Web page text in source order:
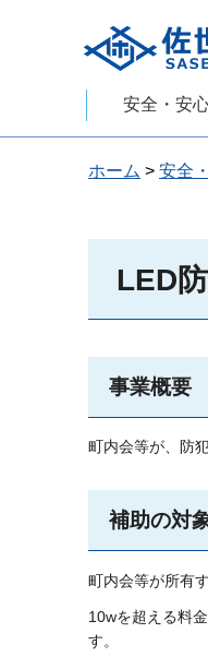
佐世保市
安全・安
ホーム > 安全
LED
事業概要
町内会等が、防
補助の対
町内会等が所有
10wを超える料
す。